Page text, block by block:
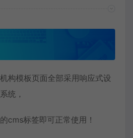
构模板页面全部采用响应式设
统，
cms标签即可正常使用！